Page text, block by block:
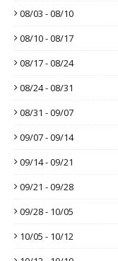
08/03 - 08/10
08/10 - 08/17
08/17 - 08/24
08/24 - 08/31
08/31 - 09/07
09/07 - 09/14
09/14 - 09/21
09/21 - 09/28
09/28 - 10/05
10/05 - 10/12